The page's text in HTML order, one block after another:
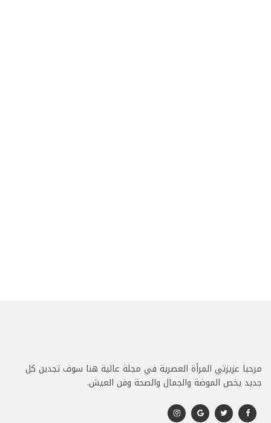
مرحبا عزيزتي المرأة العصرية في مجلة عالية هنا سوف تجدين كل
جديد يخص الموضة والجمال والصحة وفن العيش.